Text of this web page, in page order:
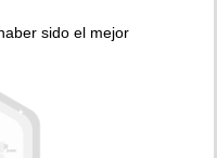
sido el mejor